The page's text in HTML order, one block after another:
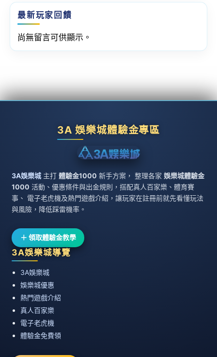
最新玩家回饋
尚無留言可供顯示。
3A 娛樂城體驗金專區
3A娛樂城 主打 體驗金1000 新手方案， 整理各家 娛樂城體驗金
1000 活動、優惠條件與出金規則，搭配真人百家樂、體育賽
事、 電子老虎機及熱門遊戲介紹，讓玩家在註冊前就先看懂玩法
與風險，降低踩雷機率。
＋ 領取體驗金教學
3A娛樂城導覽
3A娛樂城
娛樂城優惠
熱門遊戲介紹
真人百家樂
電子老虎機
體驗金免費領